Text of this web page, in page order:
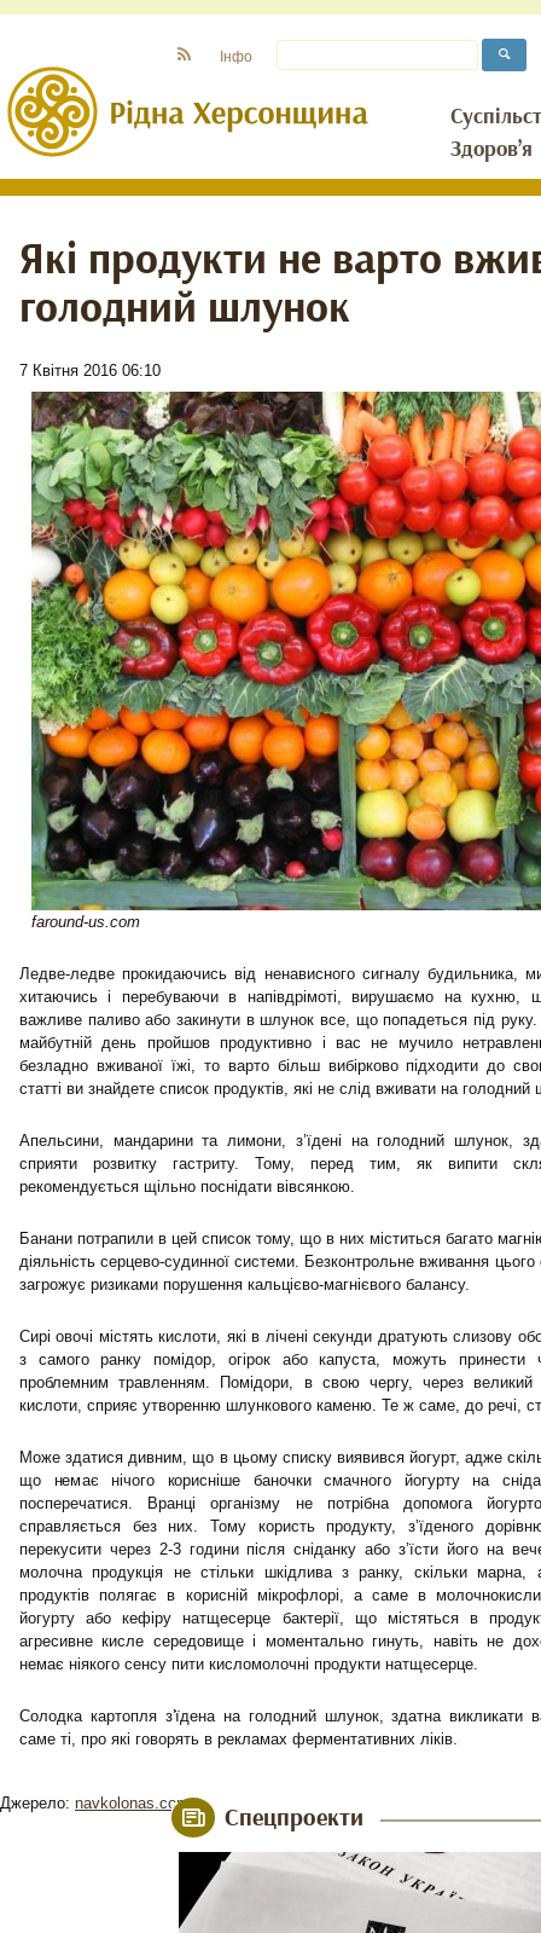
Здоров’я
Інфо
Які продукти не варто
голодний шлунок
7 Квітня 2016 06:10
faround-us.com
Ледве-ледве прокидаючись від ненависного сигналу будильника,
хитаючись і перебуваючи в напівдрімоті, вирушаємо на
важливе паливо або закинути в шлунок все, що попадеться під
майбутній день пройшов продуктивно і вас не мучило
безладно вживаної їжі, то варто більш вибірково підходити до
статті ви знайдете список продуктів, які не слід вживати на голодний
Апельсини, мандарини та лимони, з’їдені на голодний шлунок,
сприяти розвитку гастриту. Тому, перед тим, як випити
рекомендується щільно поснідати вівсянкою.
Банани потрапили в цей список тому, що в них міститься багато
діяльність серцево-судинної системи. Безконтрольне вживання
загрожує ризиками порушення кальцієво-магнієвого балансу.
Сирі овочі містять кислоти, які в лічені секунди дратують слизову
з самого ранку помідор, огірок або капуста, можуть
проблемним травленням. Помідори, в свою чергу, через великий
кислоти, сприяє утворенню шлункового каменю. Те ж саме, до речі,
Може здатися дивним, що в цьому списку виявився йогурт, адже
що немає нічого корисніше баночки смачного йогурту на
посперечатися. Вранці організму не потрібна допомога
справляється без них. Тому користь продукту, з’їденого
перекусити через 2-3 години після сніданку або з’їсти його на
молочна продукція не стільки шкідлива з ранку, скільки марна,
продуктів полягає в корисній мікрофлорі, а саме в
йогурту або кефіру натщесерце бактерії, що містяться в
агресивне кисле середовище і моментально гинуть, навіть не
немає ніякого сенсу пити кисломолочні продукти натщесерце.
Солодка картопля з’їдена на голодний шлунок, здатна викликати
саме ті, про які говорять в рекламах ферментативних ліків.
Джерело: navkolonas.com Спецпроекти